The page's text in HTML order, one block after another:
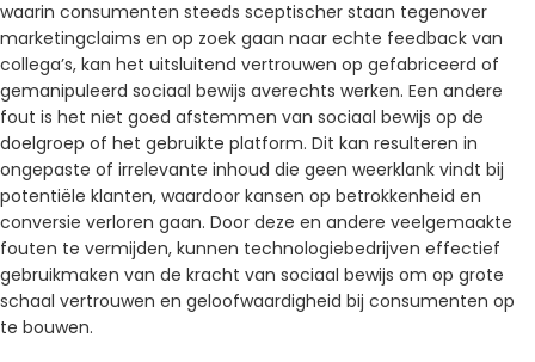
waarin consumenten steeds sceptischer staan ​​tegenover
marketingclaims en op zoek gaan naar echte feedback van
collega’s, kan het uitsluitend vertrouwen op gefabriceerd of
gemanipuleerd sociaal bewijs averechts werken. Een andere
fout is het niet goed afstemmen van sociaal bewijs op de
doelgroep of het gebruikte platform. Dit kan resulteren in
ongepaste of irrelevante inhoud die geen weerklank vindt bij
potentiële klanten, waardoor kansen op betrokkenheid en
conversie verloren gaan. Door deze en andere veelgemaakte
fouten te vermijden, kunnen technologiebedrijven effectief
gebruikmaken van de kracht van sociaal bewijs om op grote
schaal vertrouwen en geloofwaardigheid bij consumenten op
te bouwen.